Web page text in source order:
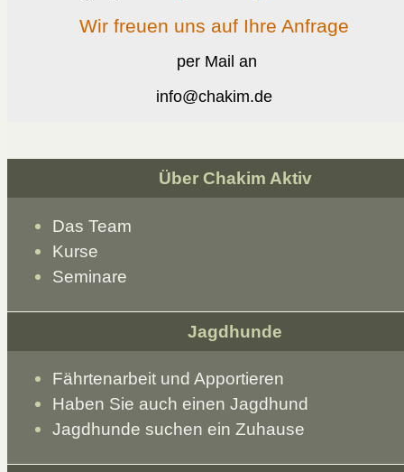
Wir freuen uns auf Ihre Anfrage
per Mail an
info@chakim.de
Über Chakim Aktiv
Das Team
Kurse
Seminare
Jagdhunde
Fährtenarbeit und Apportieren
Haben Sie auch einen Jagdhund
Jagdhunde suchen ein Zuhause